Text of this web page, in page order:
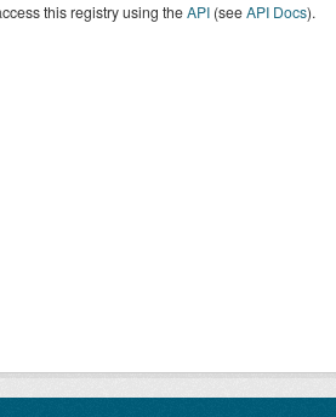
this registry using theAPI(seeAPI Docs).